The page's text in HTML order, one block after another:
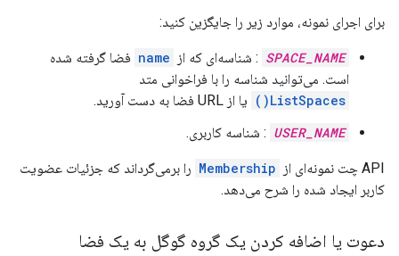
برای اجرای نمونه، موارد زیر را جایگزین کنید:
SPACE_NAME : شناسه‌ای که از name فضا گرفته شده
است. می‌توانید شناسه را با فراخوانی متد
ListSpaces()
یا از URL فضا به دست آورید.
USER_NAME : شناسه کاربری.
API چت نمونه‌ای از Membership را برمی‌گرداند که جزئیات عضویت
کاربر ایجاد شده را شرح می‌دهد.
دعوت یا اضافه کردن یک گروه گوگل به یک فضا